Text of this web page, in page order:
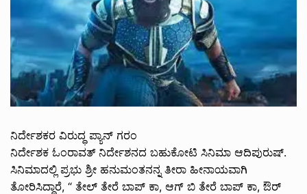
ನಿರ್ದೇಶಕರ ವಿರುದ್ಧ ಪ್ಯಾನ್ ಗರಂ
ನಿರ್ದೇಶಕ ಓಂರಾವತ್ ನಿರ್ದೇಶನದ ಬಹುಕೋಟಿ ಸಿನಿಮಾ ಆದಿಪುರುಷ್.
ಸಿನಿಮಾದಲ್ಲಿ ಪ್ರಭು ಶ್ರೀ ಹನುಮಂತನನ್ನ ತೀರಾ ಹೀನಾಯವಾಗಿ
ತೋರಿಸಿದ್ದಾರೆ, “ ತೇಲ್ ತೇರೆ ಬಾಪ್ ಕಾ, ಆಗ್ ಬಿ ತೇರೆ ಬಾಪ್ ಕಾ, ಔರ್